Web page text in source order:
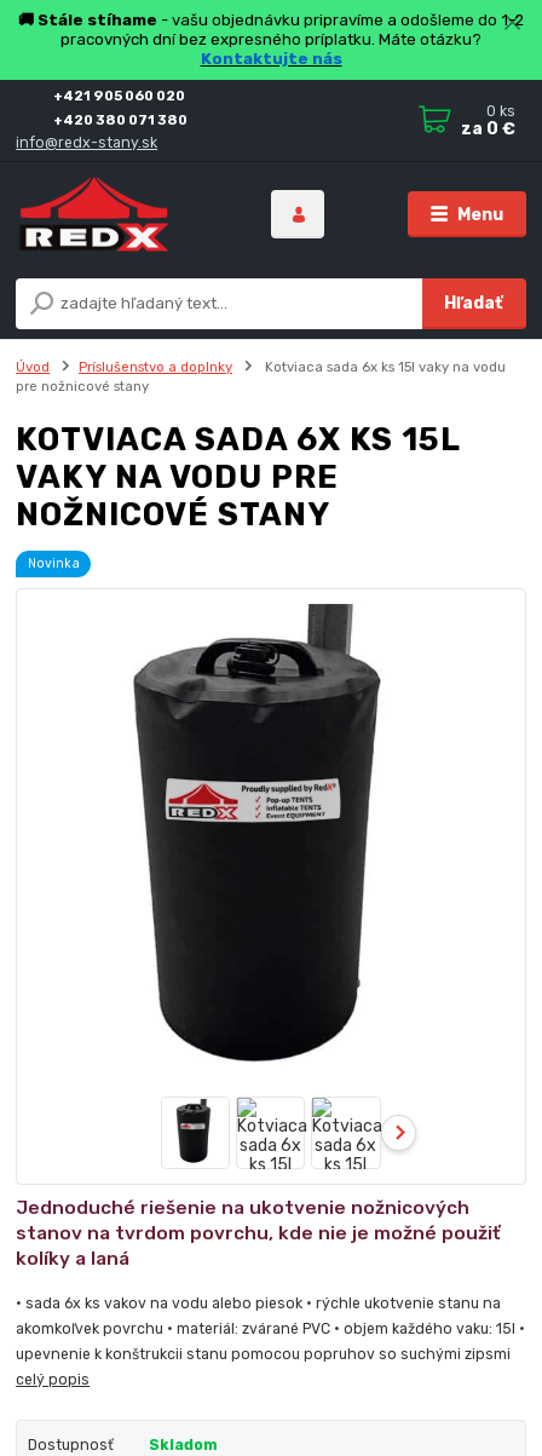
🚚 Stále stíhame - vašu objednávku pripravíme a odošleme do 1-2
pracovných dní bez expresného príplatku. Máte otázku?
Kontaktujte nás
Menu
Hľadať
+421 905 060 020
+420 380 071 380
info@redx-stany.sk
0 ks
za 0 €
Úvod Príslušenstvo a doplnky
Kotviaca sada 6x ks 15l vaky na vodu
pre nožnicové stany
KOTVIACA SADA 6X KS 15L
VAKY NA VODU PRE
NOŽNICOVÉ STANY
Novinka
Jednoduché riešenie na ukotvenie nožnicových
stanov na tvrdom povrchu, kde nie je možné použiť
kolíky a laná
• sada 6x ks vakov na vodu alebo piesok • rýchle ukotvenie stanu na
akomkoľvek povrchu • materiál: zvárané PVC • objem každého vaku: 15l •
upevnenie k konštrukcii stanu pomocou popruhov so suchými zipsmi
celý popis
Dostupnosť Skladom